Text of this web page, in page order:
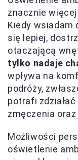
znacznie
Kiedy wsiadam
się lepiej,
otaczającą
tylko nadaje
wpływa na
podróży,
potrafi
zmęczenia
Możliwości
oświetlenie